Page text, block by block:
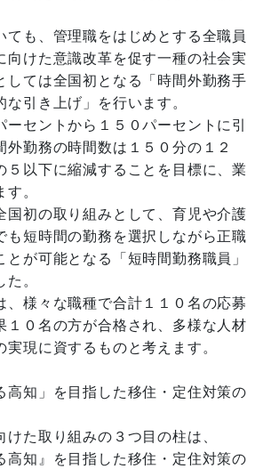
も、管理職をはじめとする全職員
向けた意識改革を促す一種の社会実
しては全国初となる「時間外勤務手
な引き上げ」を行います。
セントから１５０パーセントに引
外勤務の時間数は１５０分の１２
５以下に縮減することを目標に、業
。
初の取り組みとして、育児や介護
も短時間の勤務を選択しながら正職
とが可能となる「短時間勤務職員」
。
様々な職種で合計１１０名の応募
１０名の方が合格され、多様な人材
実現に資するものと考えます。
高知」を目指した移住・定住対策の
た取り組みの３つ目の柱は、
高知』を目指した移住・定住対策の